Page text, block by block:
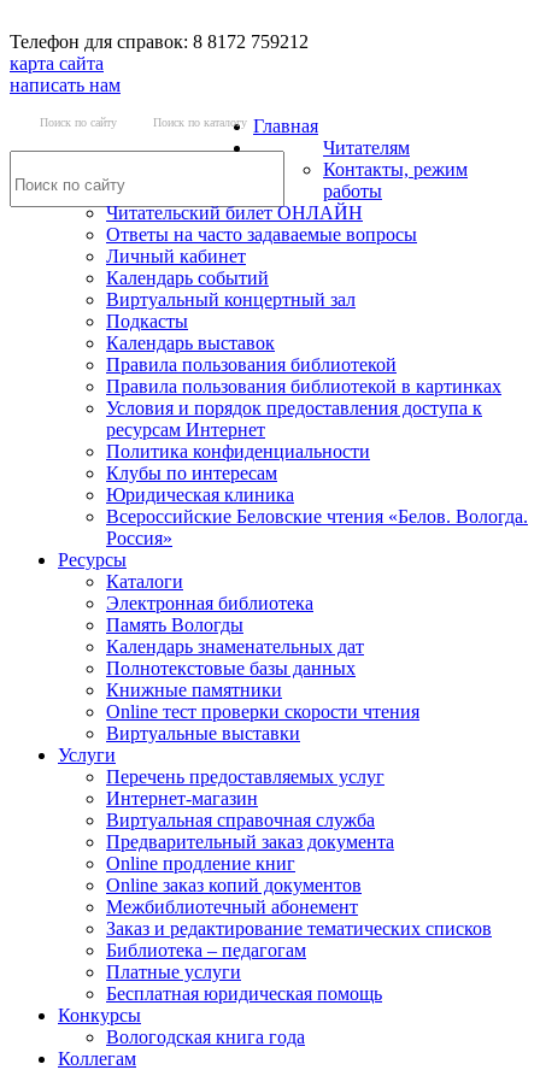
Телефон для справок: 8 8172 759212
карта сайта
написать нам
Поиск по сайту Поиск по каталогу Главная
Читателям
Контакты, режим
работы
Читательский билет ОНЛАЙН
Ответы на часто задаваемые вопросы
Личный кабинет
Календарь событий
Виртуальный концертный зал
Подкасты
Календарь выставок
Правила пользования библиотекой
Правила пользования библиотекой в картинках
Условия и порядок предоставления доступа к
ресурсам Интернет
Политика конфиденциальности
Клубы по интересам
Юридическая клиника
Всероссийские Беловские чтения «Белов. Вологда.
Россия»
Ресурсы
Каталоги
Электронная библиотека
Память Вологды
Календарь знаменательных дат
Полнотекстовые базы данных
Книжные памятники
Online тест проверки скорости чтения
Виртуальные выставки
Услуги
Перечень предоставляемых услуг
Интернет-магазин
Виртуальная справочная служба
Предварительный заказ документа
Online продление книг
Online заказ копий документов
Межбиблиотечный абонемент
Заказ и редактирование тематических списков
Библиотека – педагогам
Платные услуги
Бесплатная юридическая помощь
Конкурсы
Вологодская книга года
Коллегам